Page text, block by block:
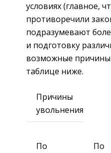
условиях (главное,
противоречили
подразумевают
и подготовку
возможные причины
таблице ниже.
Причины
увольнения
По
По